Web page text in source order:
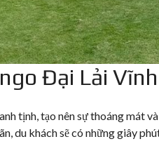
Đại Lải
tịnh, tạo nên sự thoáng mát
du khách sẽ có những giây